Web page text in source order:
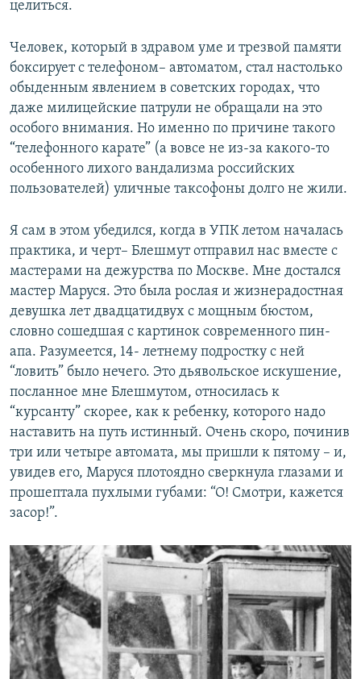
целиться.
Человек, который в здравом уме и трезвой памяти
боксирует с телефоном– автоматом, стал настолько
обыденным явлением в советских городах, что
даже милицейские патрули не обращали на это
особого внимания. Но именно по причине такого
“телефонного карате” (а вовсе не из-за какого-то
особенного лихого вандализма российских
пользователей) уличные таксофоны долго не жили.
Я сам в этом убедился, когда в УПК летом началась
практика, и черт– Блешмут отправил нас вместе с
мастерами на дежурства по Москве. Мне достался
мастер Маруся. Это была рослая и жизнерадостная
девушка лет двадцатидвух с мощным бюстом,
словно сошедшая с картинок современного пин-
апа. Разумеется, 14- летнему подростку с ней
“ловить” было нечего. Это дьявольское искушение,
посланное мне Блешмутом, относилась к
“курсанту” скорее, как к ребенку, которого надо
наставить на путь истинный. Очень скоро, починив
три или четыре автомата, мы пришли к пятому – и,
увидев его, Маруся плотоядно сверкнула глазами и
прошептала пухлыми губами: “О! Смотри, кажется
засор!”.